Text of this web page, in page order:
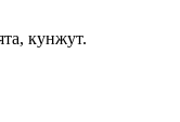
кунжут.